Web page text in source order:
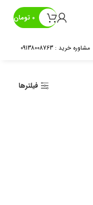
0 تومان
مشاوره خرید : 09138008763
فیلترها